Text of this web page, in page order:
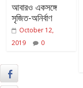
আবারও একসঙ্গে
সৃজিত-অনির্বাণ
October 12,
2019
0